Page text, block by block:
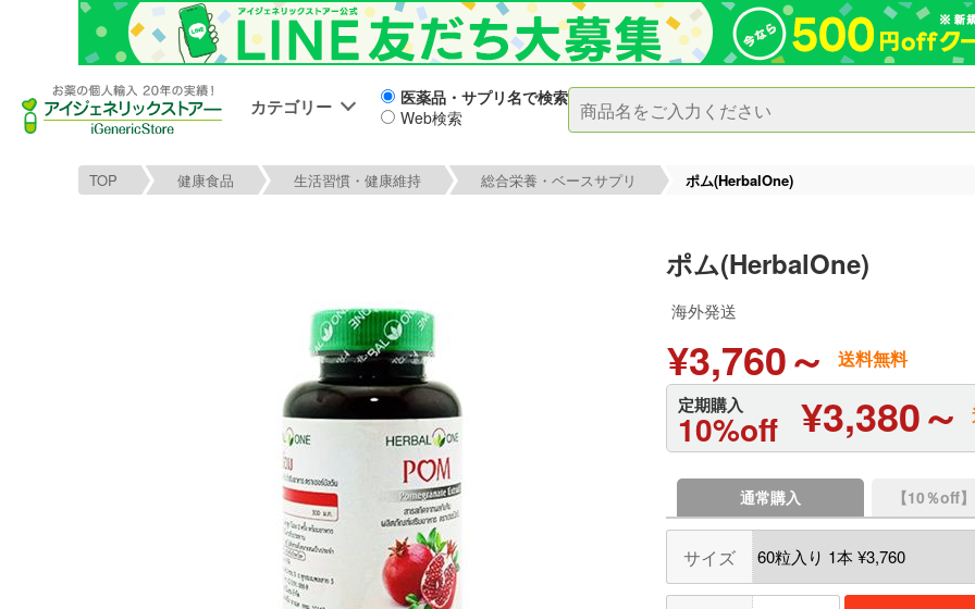
カテゴリー
医薬品・サプリ名で検索
Web検索
TOP 健康食品 生活習慣・健康維持 総合栄養・ベースサプリ ポム(HerbalOne)
ポム(HerbalOne)
海外発送
¥3,760～ 送料無料
定期購入
10%off ¥3,380～
通常購入 【10％off
サイズ